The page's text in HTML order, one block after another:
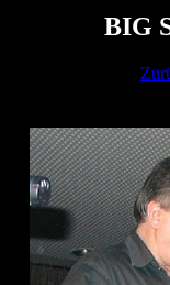
BIG